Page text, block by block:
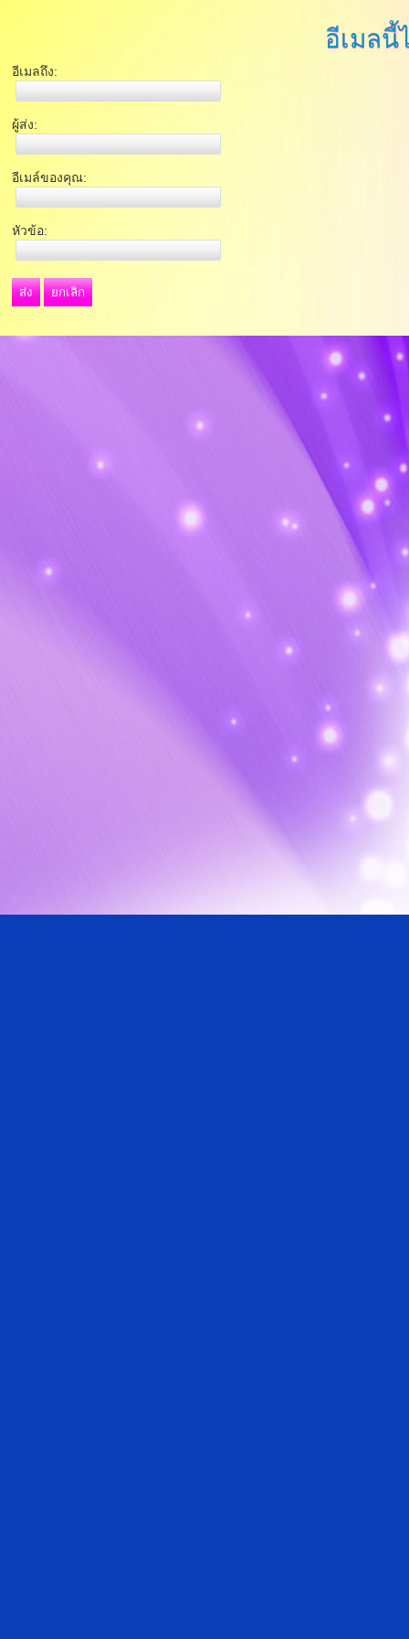
อีเมลนี้
อีเมลถึง:
ผู้ส่ง:
อีเมล์ของคุณ:
หัวข้อ:
ส่ง ยกเลิก